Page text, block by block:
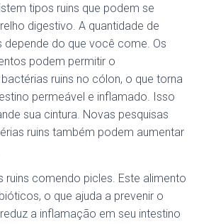
tipos ruins que podem se
digestivo. A quantidade de
depende do que você come. Os
podem permitir o
ruins no cólon, o que torna
permeável e inflamado. Isso
sua cintura. Novas pesquisas
ruins também podem aumentar
ruins comendo picles. Este alimento
o que ajuda a prevenir o
a inflamação em seu intestino